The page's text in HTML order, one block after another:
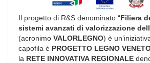
Il progetto di R&S denominato “Filiera
sistemi avanzati di valorizzazione
(acronimo VALORLEGNO) è
capofila è PROGETTO LEGNO
la RETE INNOVATIVA REGIONALE